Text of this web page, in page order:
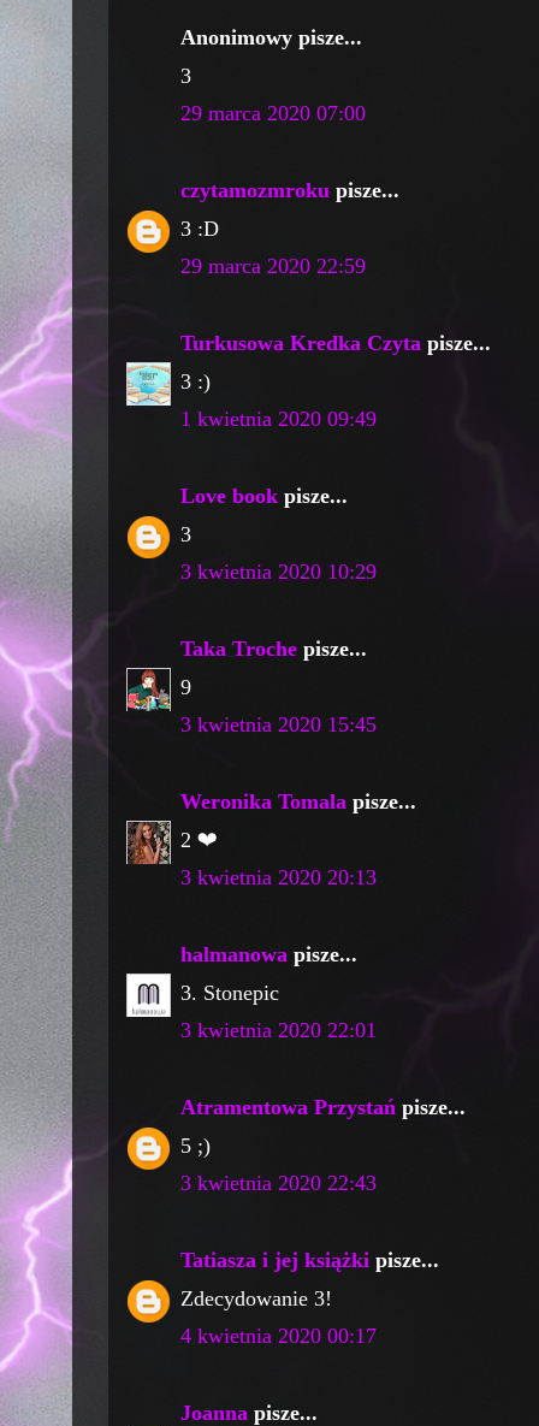
Anonimowy pisze...
3
29 marca 2020 07:00
czytamozmroku pisze...
3 :D
29 marca 2020 22:59
Turkusowa Kredka Czyta pisze...
3 :)
1 kwietnia 2020 09:49
Love book pisze...
3
3 kwietnia 2020 10:29
Taka Troche pisze...
9
3 kwietnia 2020 15:45
Weronika Tomala pisze...
2 ❤️
3 kwietnia 2020 20:13
halmanowa pisze...
3. Stonepic
3 kwietnia 2020 22:01
Atramentowa Przystań pisze...
5 ;)
3 kwietnia 2020 22:43
Tatiasza i jej książki pisze...
Zdecydowanie 3!
4 kwietnia 2020 00:17
Joanna pisze...